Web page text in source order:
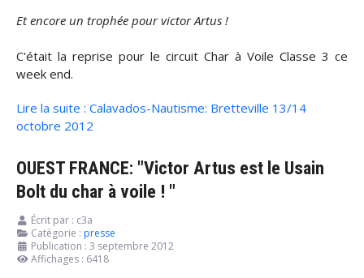
Et encore un trophée pour victor Artus !
C'était la reprise pour le circuit Char à Voile Classe 3 ce
week end.
Lire la suite : Calavados-Nautisme: Bretteville 13/14
octobre 2012
OUEST FRANCE: "Victor Artus est le Usain
Bolt du char à voile ! "
Écrit par : c3a
Catégorie : presse
Publication : 3 septembre 2012
Affichages : 6418